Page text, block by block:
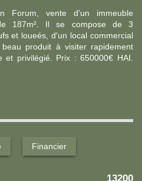
Forum, vente d'un immeuble
187m². Il se compose de 3
et loueés, d'un local commercial
produit à visiter rapidement
et privilégié. Prix : 650000€ HAI.
Financier
13200